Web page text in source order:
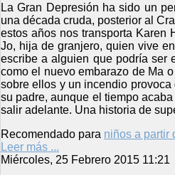
La Gran Depresión ha sido un
una década cruda, posterior al
estos años nos transporta Karen
Jo, hija de granjero, quien vive
escribe a alguien que podría ser
como el nuevo embarazo de Ma
sobre ellos y un incendio
su padre, aunque el tiempo
salir adelante. Una historia de
Recomendado para niños a partir
Leer más ...
Miércoles, 25 Febrero 2015 11:21